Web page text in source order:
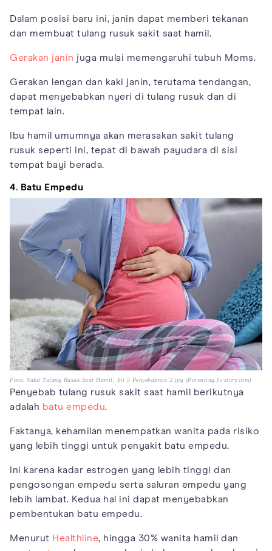
Dalam posisi baru ini, janin dapat memberi tekanan
dan membuat tulang rusuk sakit saat hamil.
Gerakan janin juga mulai memengaruhi tubuh Moms.
Gerakan lengan dan kaki janin, terutama tendangan,
dapat menyebabkan nyeri di tulang rusuk dan di
tempat lain.
Ibu hamil umumnya akan merasakan sakit tulang
rusuk seperti ini, tepat di bawah payudara di sisi
tempat bayi berada.
4. Batu Empedu
Foto: Sakit Tulang Rusuk Saat Hamil, Ini 5 Penyebabnya 2.jpg (Parenting.firstcry.com)
Penyebab tulang rusuk sakit saat hamil berikutnya
adalah batu empedu.
Faktanya, kehamilan menempatkan wanita pada risiko
yang lebih tinggi untuk penyakit batu empedu.
Ini karena kadar estrogen yang lebih tinggi dan
pengosongan empedu serta saluran empedu yang
lebih lambat. Kedua hal ini dapat menyebabkan
pembentukan batu empedu.
Menurut Healthline, hingga 30% wanita hamil dan